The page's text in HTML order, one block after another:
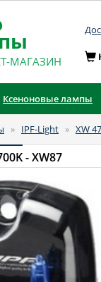
МАГАЗИН
Ксеноновые лампы
» IPF-Light » XW
- XW87